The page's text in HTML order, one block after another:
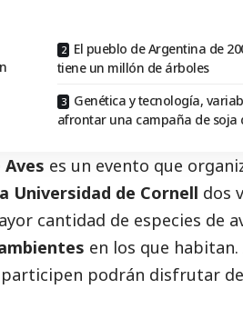
El pueblo de Argentina de
tiene un millón de árboles
Genética y tecnología,
afrontar una campaña de soja
es un evento que
Universidad de Cornell dos
cantidad de especies de
en los que habitan.
podrán disfrutar